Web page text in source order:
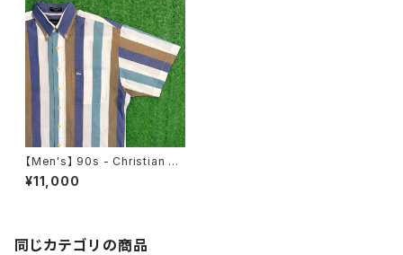
【Men's】 90s - Christian Di
or ストライプ 半袖 シャツ / 90
年代 ディオール 古着 メンズ 18
¥11,000
同じカテゴリの商品